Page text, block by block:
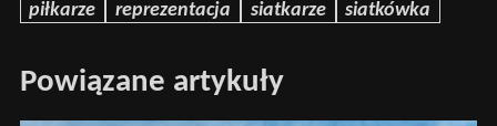
piłkarze
reprezentacja siatkarze siatkówka
Powiązane artykuły